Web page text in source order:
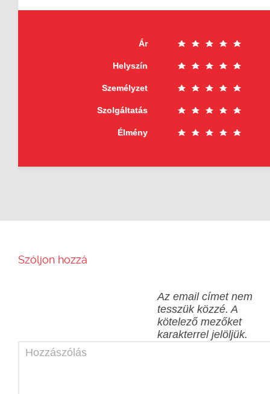
Ár
Helyszín
Személyzet
Szolgáltatás
Élmény
Szóljon hozzá
Az email címet nem
tesszük közzé. A
kötelező mezőket
karakterrel jelöljük.
Hozzászólás